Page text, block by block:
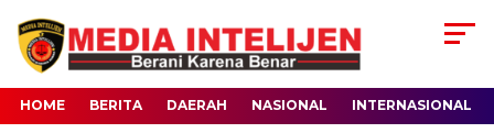
HOME BERITA DAERAH NASIONAL INTERNASIONAL